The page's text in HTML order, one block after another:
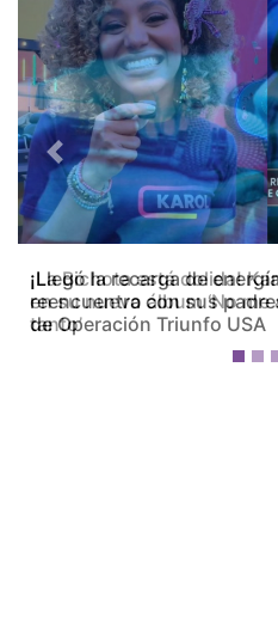
¡La Bichota está dolida!
en su nuevo álbum ‘No
tanto’
Previous